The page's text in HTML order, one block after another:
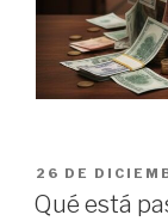
PUBLICADO
EL
26 DE
Qué está